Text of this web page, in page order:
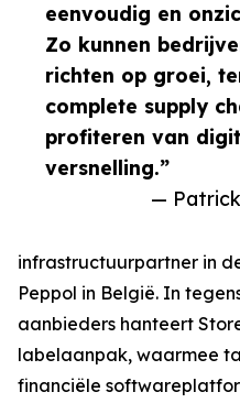
eenvoudig en
Zo kunnen
richten op groei,
complete supply
profiteren van
versnelling.”
—
infrastructuurpartner in
Peppol in België. In
aanbieders hanteert
labelaanpak, waarmee
financiële